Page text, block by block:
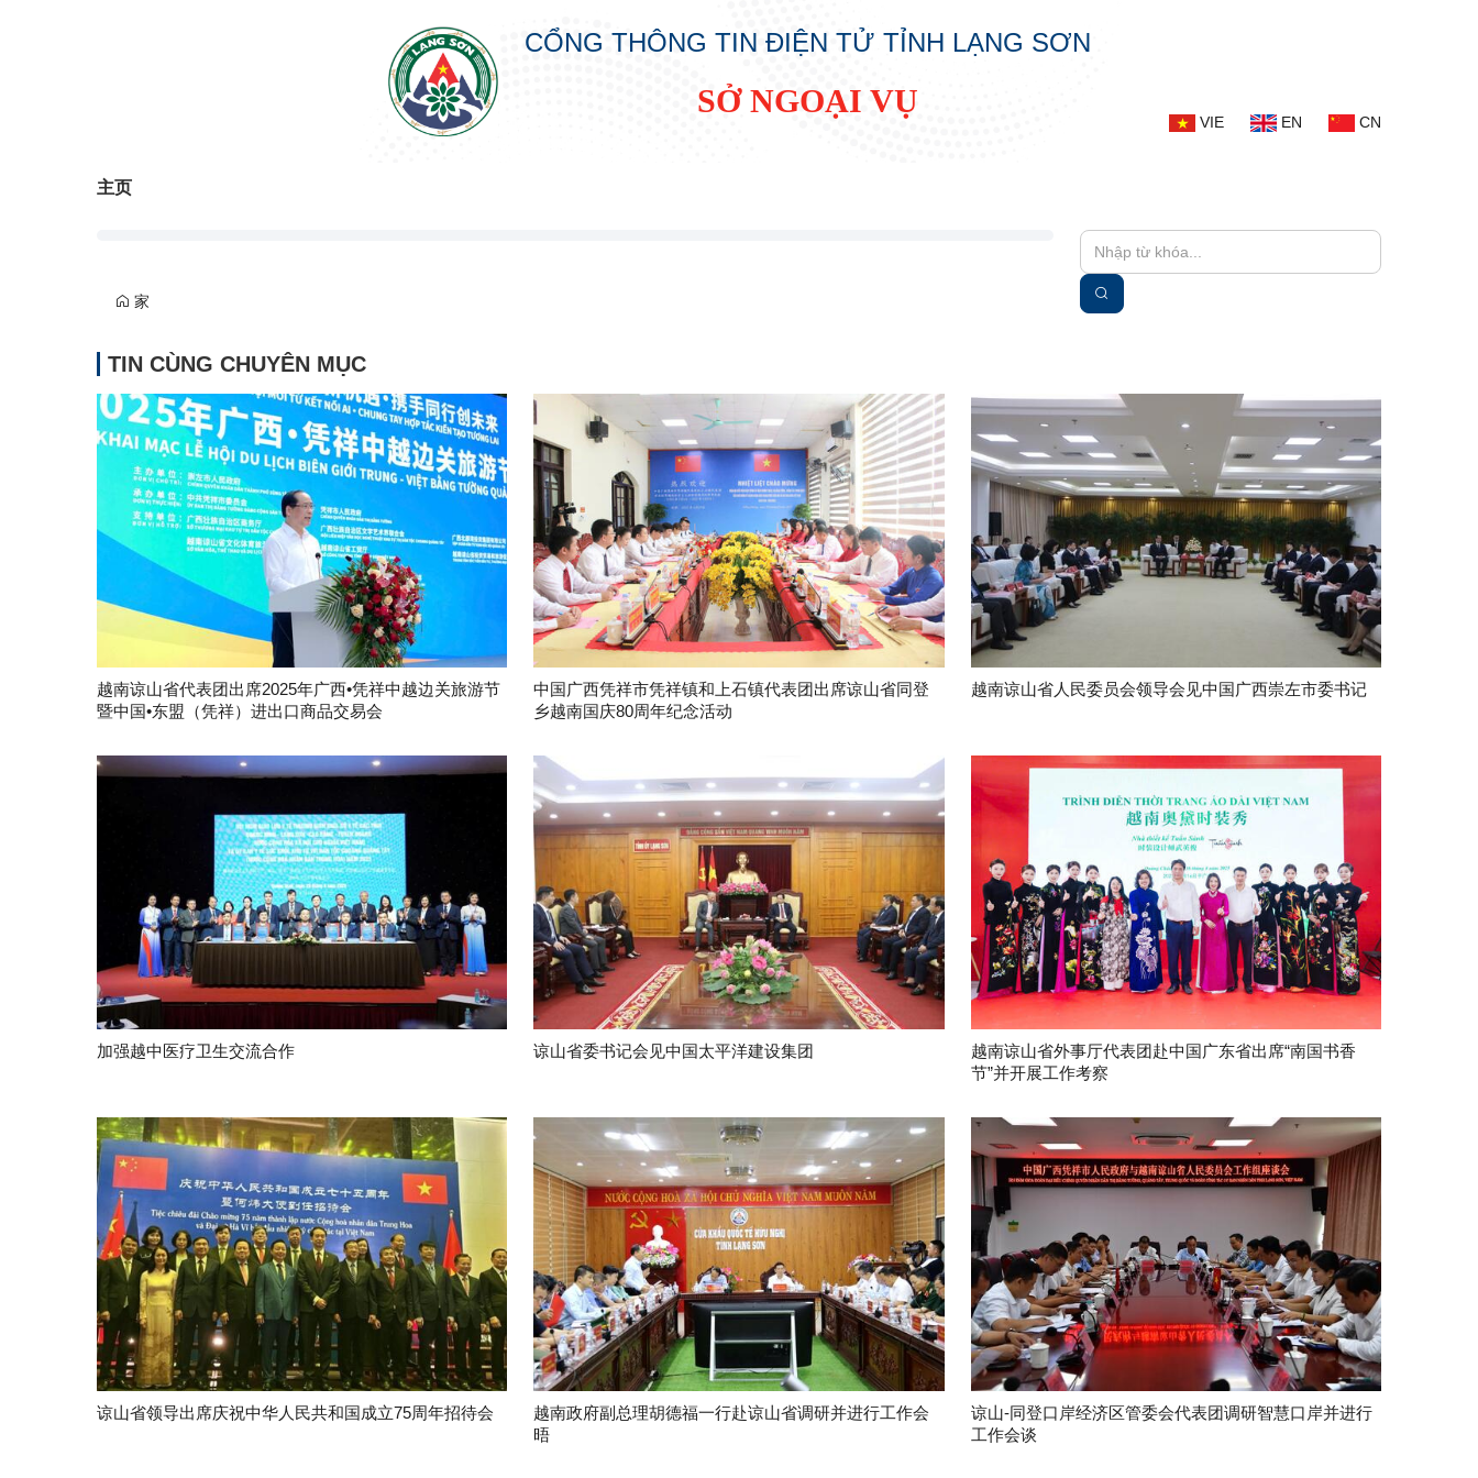
CỔNG THÔNG TIN ĐIỆN TỬ TỈNH LẠNG SƠN
SỞ NGOẠI VỤ
VIE EN CN
主页
家
TIN CÙNG CHUYÊN MỤC
越南谅山省代表团出席2025年广西•凭祥中越边关旅游节
暨中国•东盟（凭祥）进出口商品交易会
中国广西凭祥市凭祥镇和上石镇代表团出席谅山省同登
乡越南国庆80周年纪念活动
越南谅山省人民委员会领导会见中国广西崇左市委书记
加强越中医疗卫生交流合作 谅山省委书记会见中国太平洋建设集团
越南谅山省外事厅代表团赴中国广东省出席“南国书香
节”并开展工作考察
谅山省领导出席庆祝中华人民共和国成立75周年招待会
越南政府副总理胡德福一行赴谅山省调研并进行工作会
晤
谅山-同登口岸经济区管委会代表团调研智慧口岸并进行
工作会谈